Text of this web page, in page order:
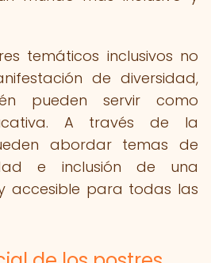
temáticos inclusivos no
de diversidad,
pueden servir como
A través de la
abordar temas de
e inclusión de una
accesible para todas las